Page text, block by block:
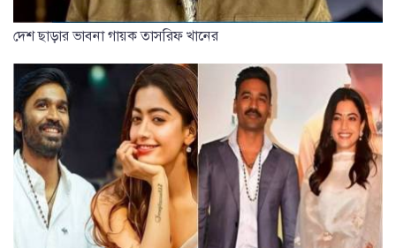
দেশ ছাড়ার ভাবনা গায়ক তাসরিফ খানের